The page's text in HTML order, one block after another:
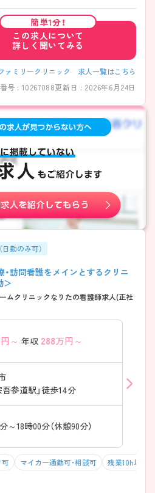
家庭との両立のしやすい、働きやすい環
気軽にマイナビ看護師までお問い合わ
簡単1分！
この求人について
詳しく聞いてみる
ァミリークリニック 求人一覧はこちら
号 : 10267088更新日 : 2026年6月24日
勤のみ可）
・訪問看護をメインとするクリニ
＞
ムクリニックなりたの看護師求人(正社
～ 年収 288万円～
吾参道駅」徒歩14分
～18時00分（休憩90分）
可 マイカー通勤可・相談可 残業10h以下（